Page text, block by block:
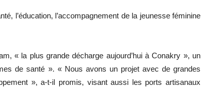
l’éducation, l’accompagnement de la jeunesse féminine
« la plus grande décharge aujourd’hui à Conakry », un
de santé ». « Nous avons un projet avec de grandes
», a-t-il promis, visant aussi les ports artisanaux